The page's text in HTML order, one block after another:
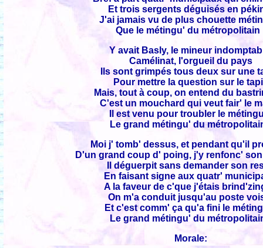
Et trois sergents déguisés en
J'ai jamais vu de plus chouette
Que le métingu' du métropolitain
Y avait Basly, le mineur
Camélinat, l'orgueil du pays
Ils sont grimpés tous deux sur une
Pour mettre la question sur le
Mais, tout à coup, on entend du
C'est un mouchard qui veut fair' le
Il est venu pour troubler le
Le grand métingu' du
Moi j' tomb' dessus, et pendant qu'il
D'un grand coup d' poing, j'y renfonc'
Il déguerpit sans demander son
En faisant signe aux quatr'
A la faveur de c'que j'étais
On m'a conduit jusqu'au poste
Et c'est comm' ça qu'a fini le
Le grand métingu' du
Morale: